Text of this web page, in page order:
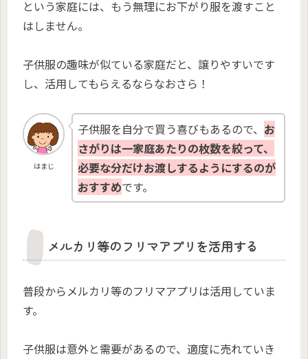
という家庭には、もう無理にお下がり服を渡すこと
はしません。
子供服の趣味が似ている家庭だと、譲りやすいです
し、活用してもらえるならなおさら！
はまじ
子供服を自分で買う喜びもあるので、 お
さがりは一家庭あたりの枚数を絞って、
必要な分だけお渡しするようにするのが
おすすめです。
メルカリ等のフリマアプリを活用する
普段からメルカリ等のフリマアプリは活用していま
す。
子供服は意外と需要があるので、適度に売れていき